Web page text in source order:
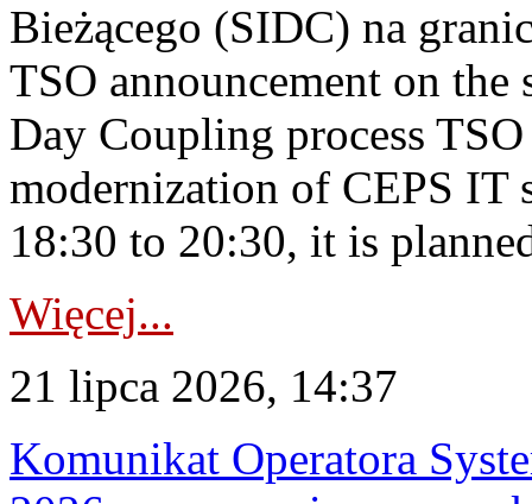
Bieżącego (SIDC) na
TSO announcement on
Day Coupling process
modernization of CEPS IT
18:30 to 20:30, it is
Więcej...
21 lipca 2026, 14:37
Komunikat Operatora